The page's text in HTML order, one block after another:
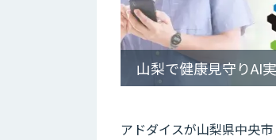
山梨で健康見守りAI
アドダイスが山梨県中央